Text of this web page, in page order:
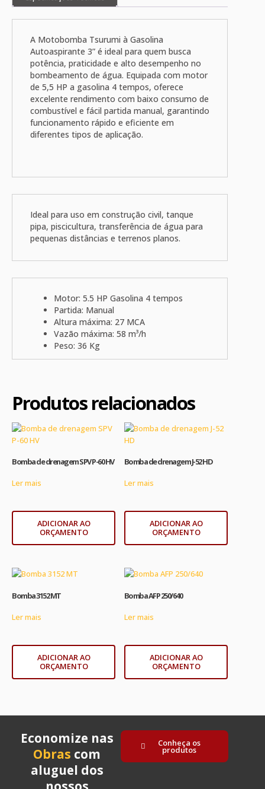
A Motobomba Tsurumi à Gasolina
Autoaspirante 3” é ideal para quem busca
potência, praticidade e alto desempenho no
bombeamento de água. Equipada com motor
de 5,5 HP a gasolina 4 tempos, oferece
excelente rendimento com baixo consumo de
combustível e fácil partida manual, garantindo
funcionamento rápido e eficiente em
diferentes tipos de aplicação.
Ideal para uso em construção civil, tanque
pipa, piscicultura, transferência de água para
pequenas distâncias e terrenos planos.
Motor: 5.5 HP Gasolina 4 tempos
Partida: Manual
Altura máxima: 27 MCA
Vazão máxima: 58 m³/h
Peso: 36 Kg
Produtos relacionados
Bomba de drenagem SPV P-60 HV
Ler mais
ADICIONAR AO
ORÇAMENTO
Bomba de drenagem J-52 HD
Ler mais
ADICIONAR AO
ORÇAMENTO
Bomba 3152 MT
Ler mais
ADICIONAR AO
ORÇAMENTO
Bomba AFP 250/640
Ler mais
ADICIONAR AO
ORÇAMENTO
Economize nas
Obras com
aluguel dos
Conheça os
produtos